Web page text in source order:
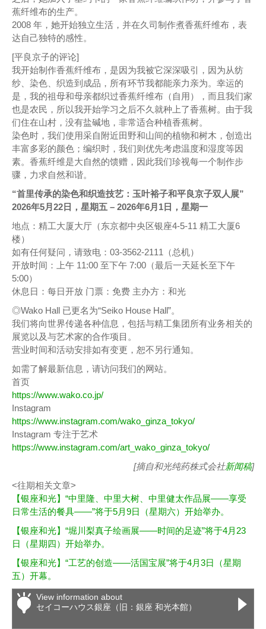
蕉纤维布的生产。
2008 年，她开始独立生活，并在久司制作煮香蕉纤维布，表
达自己独特的感性。
[平良京子的评论]
我开始制作香蕉纤维布，是因为我被它深深吸引，因为从纺
纱、染色、织造到成品，所有环节我都能亲力亲为。幸运的
是，我的祖母和母亲都织过香蕉纤维布（自用），而且我们家
也是农民，所以我开始学习之后不久就种上了香蕉树。由于我
们住在山村，没有盐碱地，非常适合种植香蕉树。
染色时，我们使用采自附近田野和山间的植物和树木，创造出
丰富多彩的颜色；编织时，我们则优先考虑温度和湿度等因
素。香蕉纤维是大自然的馈赠，因此我们珍视每一个制作步
骤，力求自然和谐。
“首里传承的染色和织造技艺：玉叶裕子和平良京子双人展”
2026年5月22日，星期五 – 2026年6月1日，星期一
地点：精工大厦大厅（东京都中央区银座4-5-11 精工大厦6
楼）
如有任何疑问，请致电：03-3562-2111（总机）
开放时间：上午 11:00 至下午 7:00（最后一天延长至下午
5:00）
休息日：每日开放 门票：免费 主办方：和光
◎Wako Hall 已更名为“Seiko House Hall”。
我们将向世界传递各种信息，包括与精工集团所有业务相关的
展览以及与艺术家的合作项目。
营业时间和活动安排如有变更，恕不另行通知。
如需了解最新信息，请访问我们的网站。
首页
https://www.wako.co.jp/
Instagram
https://www.instagram.com/wako_ginza_tokyo/
Instagram 专注于艺术
https://www.instagram.com/art_wako_ginza_tokyo/
[摘自和光纯药株式会社新闻稿]
<往期相关文章>
【银座和光】“中里隆、中里大树、中里健太作品展——享受
日常生活的餐具——”将于5月9日（星期六）开始举办。
【银座和光】“堀川梨真子绘画展——时间的足迹”将于4月23
日（星期四）开始举办。
【银座和光】“工艺的创造——活国宝展”将于4月3日（星期
五）开幕。
View information about
セイコーハウス銀座（旧：銀座 和光本館）